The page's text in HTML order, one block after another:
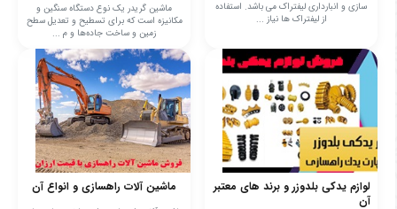
سازی و انبارداری لیفتراک می باشد. استفاده
از لیفتراک ها نیاز ...
ماشین گریدر یک نوع دستگاه سنگین و
مکانیزه است که برای تسطیح و تعدیل سطح
زمین و ساخت جاده‌ها و م ...
لوازم یدکی بلدوزر و برند های معتبر
آن
ماشین آلات راهسازی و انواع آن